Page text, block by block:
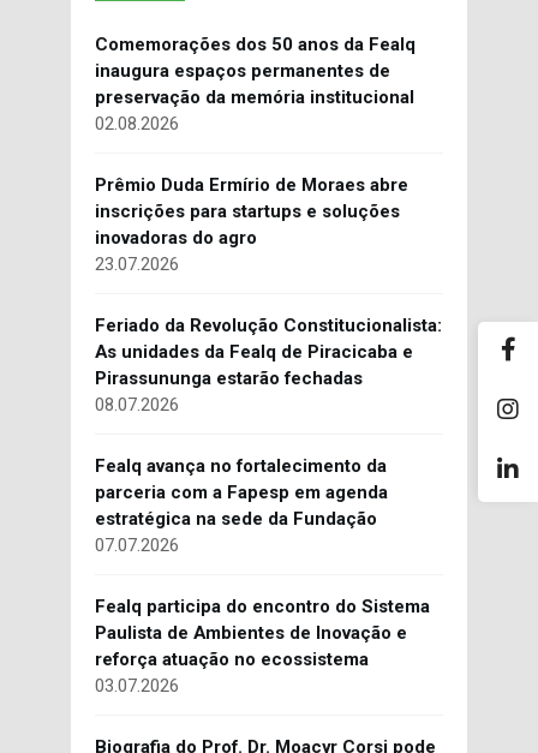
Comemorações dos 50 anos da Fealq
inaugura espaços permanentes de
preservação da memória institucional
02.08.2026
Prêmio Duda Ermírio de Moraes abre
inscrições para startups e soluções
inovadoras do agro
23.07.2026
Feriado da Revolução Constitucionalista:
As unidades da Fealq de Piracicaba e
Pirassununga estarão fechadas
08.07.2026
Fealq avança no fortalecimento da
parceria com a Fapesp em agenda
estratégica na sede da Fundação
07.07.2026
Fealq participa do encontro do Sistema
Paulista de Ambientes de Inovação e
reforça atuação no ecossistema
03.07.2026
Biografia do Prof. Dr. Moacyr Corsi pode